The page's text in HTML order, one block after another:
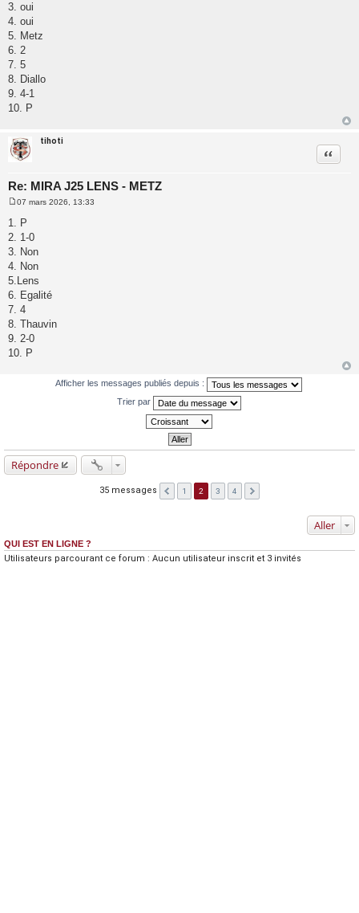
g
e
3. oui
4. oui
5. Metz
6. 2
7. 5
8. Diallo
9. 4-1
10. P
tihoti
Re: MIRA J25 LENS - METZ
e
a
g
07 mars 2026, 13:33
1. P
2. 1-0
3. Non
4. Non
5.Lens
6. Egalité
7. 4
8. Thauvin
9. 2-0
10. P
Afficher les messages publiés depuis :
Trier par
Répondre
35 messages 1 2 3 4
Aller
QUI EST EN LIGNE ?
Utilisateurs parcourant ce forum : Aucun utilisateur inscrit et 3 invités